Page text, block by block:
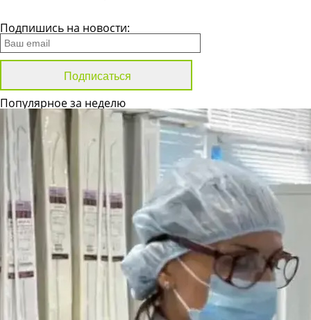
Подпишись на новости:
Популярное за неделю